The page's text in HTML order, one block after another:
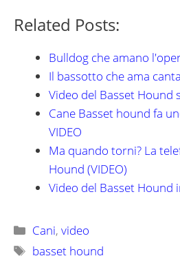
Related Posts:
Bulldog che amano
Il bassotto che ama
Video del Basset Hound
Cane Basset hound fa
VIDEO
Ma quando torni? La
Hound (VIDEO)
Video del Basset Hound
Categorie
Cani,video
Tag
basset hound